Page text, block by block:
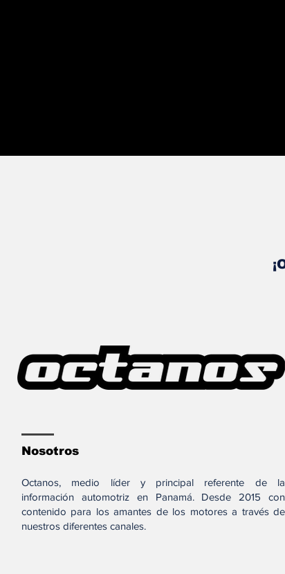
Nosotros
Octanos, medio líder y principal referente de la
información automotriz en Panamá. Desde 2015 con
contenido para los amantes de los motores a través de
nuestros diferentes canales.